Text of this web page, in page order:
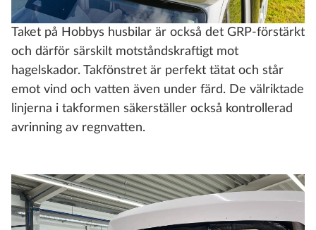
Taket på Hobbys husbilar är också det GRP-förstärkt
och därför särskilt motståndskraftigt mot
hagelskador. Takfönstret är perfekt tätat och står
emot vind och vatten även under färd. De välriktade
linjerna i takformen säkerställer också kontrollerad
avrinning av regnvatten.